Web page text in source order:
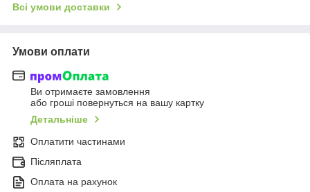
Всі умови доставки
Умови оплати
Ви отримаєте замовлення
або гроші повернуться на вашу картку
Детальніше
Оплатити частинами
Післяплата
Оплата на рахунок